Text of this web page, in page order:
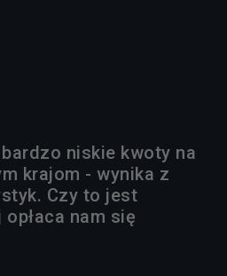
niskie kwoty na
krajom - wynika z
Czy to jest
nam się